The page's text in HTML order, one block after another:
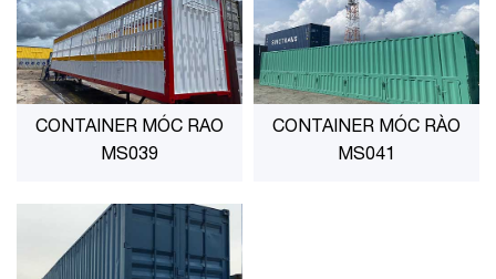
CONTAINER MÓC RAO
MS039
CONTAINER MÓC RÀO
MS041